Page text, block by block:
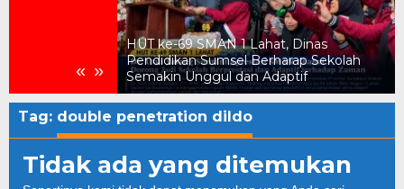
« »
HUT ke-69 SMAN 1 Lahat, Dinas
Pendidikan Sumsel Berharap Sekolah
Semakin Unggul dan Adaptif
Tag: double penetration dildo
Tidak ada yang ditemukan